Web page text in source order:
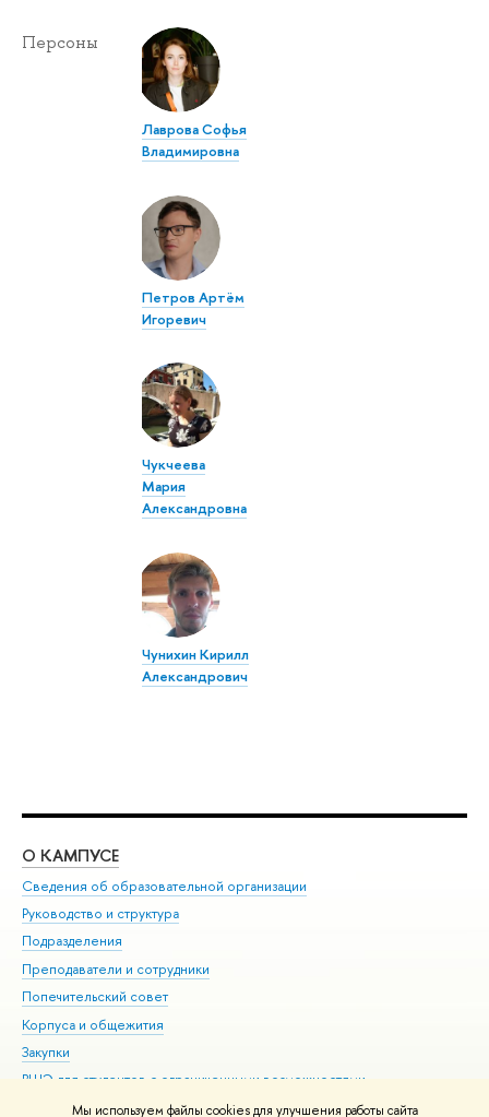
Мы используем файлы cookies для улучшения работы сайта
Персоны
Лаврова Софья
Владимировна
Петров Артём
Игоревич
Чукчеева
Мария
Александровна
Чунихин Кирилл
Александрович
О КАМПУСЕ
Сведения об образовательной организации
Руководство и структура
Подразделения
Преподаватели и сотрудники
Попечительский совет
Корпуса и общежития
Закупки
ВШЭ для студентов с ограниченными возможностями
здоровья и инвалидностью